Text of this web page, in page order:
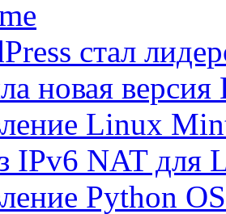
стал
новая версия
Linux
IPv6 NAT для
Python